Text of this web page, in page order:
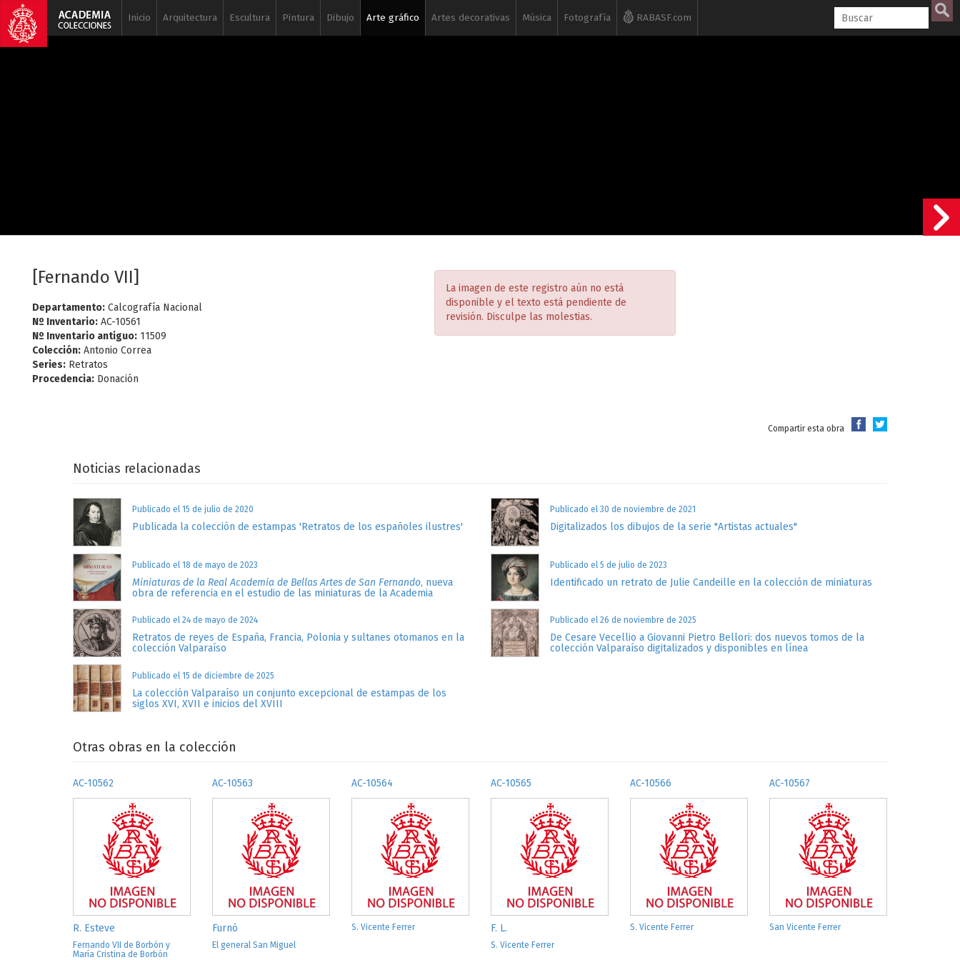
Inicio Arquitectura Escultura Pintura Dibujo Arte gráfico Artes decorativas Música Fotografía RABASF.com
[Fernando VII]
Departamento: Calcografía Nacional
Nº Inventario: AC-10561
Nº Inventario antiguo: 11509
Colección: Antonio Correa
Series: Retratos
Procedencia: Donación
La imagen de este registro aún no está
disponible y el texto está pendiente de
revisión. Disculpe las molestias.
Compartir esta obra
Noticias relacionadas
Publicado el 15 de julio de 2020
Publicada la colección de estampas 'Retratos de los españoles ilustres'
Publicado el 30 de noviembre de 2021
Digitalizados los dibujos de la serie "Artistas actuales"
Publicado el 18 de mayo de 2023
Miniaturas de la Real Academia de Bellas Artes de San Fernando, nueva
obra de referencia en el estudio de las miniaturas de la Academia
Publicado el 5 de julio de 2023
Identificado un retrato de Julie Candeille en la colección de miniaturas
Publicado el 24 de mayo de 2024
Retratos de reyes de España, Francia, Polonia y sultanes otomanos en la
colección Valparaíso
Publicado el 26 de noviembre de 2025
De Cesare Vecellio a Giovanni Pietro Bellori: dos nuevos tomos de la
colección Valparaíso digitalizados y disponibles en línea
Publicado el 15 de diciembre de 2025
La colección Valparaíso un conjunto excepcional de estampas de los
siglos XVI, XVII e inicios del XVIII
Otras obras en la colección
AC-10562
R. Esteve
Fernando VII de Borbón y
María Cristina de Borbón
AC-10563
Furnó
El general San Miguel
AC-10564
S. Vicente Ferrer
AC-10565
F. L.
S. Vicente Ferrer
AC-10566
S. Vicente Ferrer
AC-10567
San Vicente Ferrer